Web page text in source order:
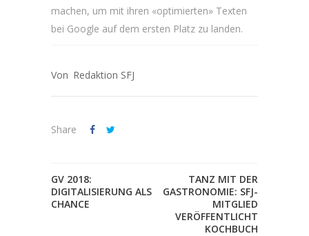
machen, um mit ihren «optimierten» Texten
bei Google auf dem ersten Platz zu landen.
Redaktion SFJ
Share
GV 2018:
DIGITALISIERUNG ALS
CHANCE
TANZ MIT DER
GASTRONOMIE: SFJ-
MITGLIED
VERÖFFENTLICHT
KOCHBUCH